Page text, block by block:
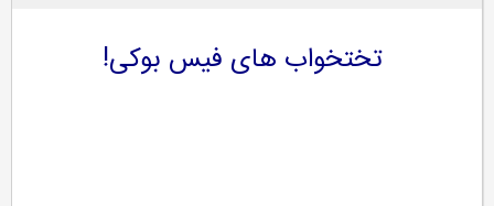
تختخواب های فیس بوکی!